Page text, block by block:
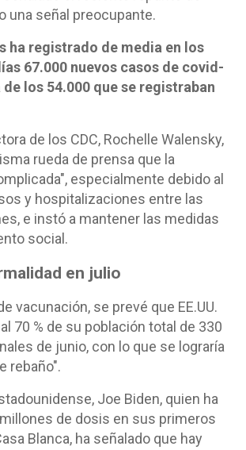
una señal preocupante.
ha registrado de media en los
67.000 nuevos casos de covid-
los 54.000 que se registraban
de los CDC, Rochelle Walensky,
rueda de prensa que la
especialmente debido al
y hospitalizaciones entre las
e instó a mantener las medidas
social.
en julio
vacunación, se prevé que EE.UU.
70 % de su población total de 330
de junio, con lo que se lograría
rebaño".
Joe Biden, quien ha
de dosis en sus primeros
Blanca, ha señalado que hay